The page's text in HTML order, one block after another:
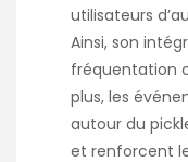
utilisateurs
Ainsi, son
fréquentation
plus, les
autour du
et renforcent